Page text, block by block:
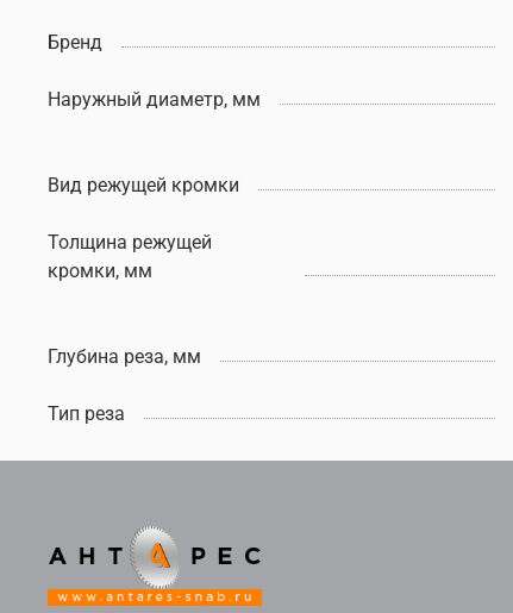
Бренд
Наружный диаметр, мм
Вид режущей кромки
Толщина режущей
кромки, мм
Глубина реза, мм
Тип реза